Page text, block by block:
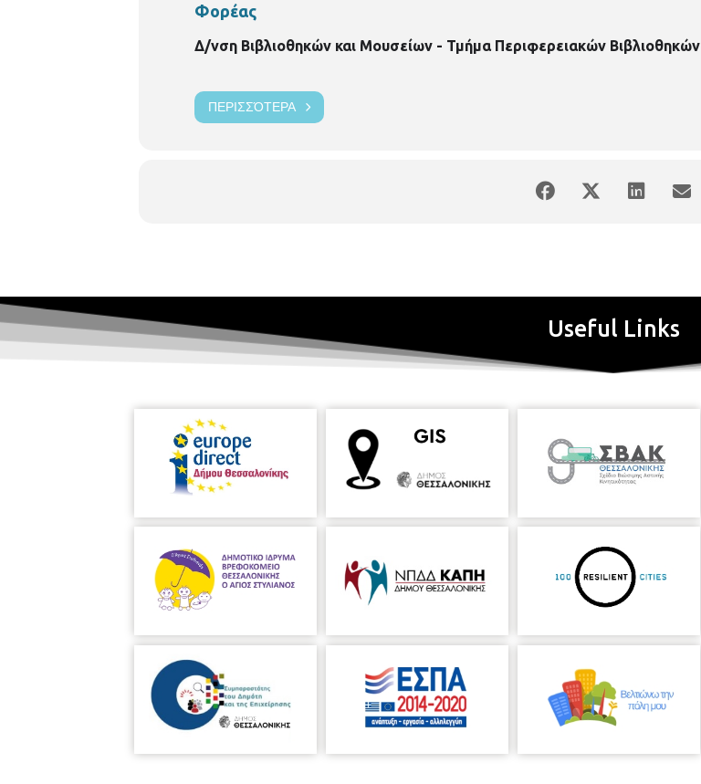
Φορέας
Δ/νση Βιβλιοθηκών και Μουσείων - Τμήμα Περιφερειακών Βιβλιοθηκών
ΠΕΡΙΣΣΌΤΕΡΑ
Useful Links